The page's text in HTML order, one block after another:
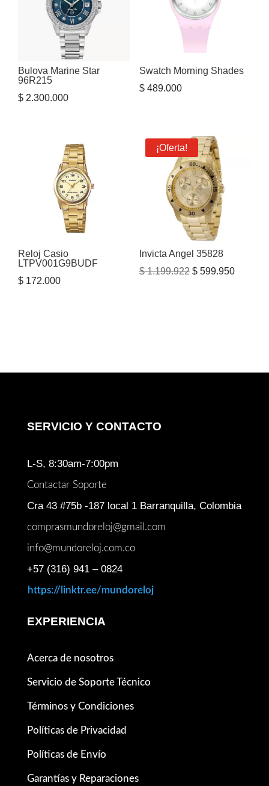
Bulova Marine Star
96R215
$ 2.300.000
Swatch Morning Shades
$489.000
Reloj Casio
LTPV001G9BUDF
$ 172.000
¡Oferta!
Invicta Angel 35828
$1.199.922 El
$599.950El
SERVICIO Y CONTACTO
L-S, 8:30am-7:00pm
Contactar Soporte
Cra 43 #75b -187 local 1 Barranquilla, Colombia
comprasmundoreloj@gmail.com
info@mundoreloj.com.co
+57 (316) 941 – 0824
https://linktr.ee/mundoreloj
EXPERIENCIA
Acerca de nosotros
Servicio de Soporte Técnico
Términos y Condiciones
Políticas de Privacidad
Políticas de Envío
Garantías y Reparaciones